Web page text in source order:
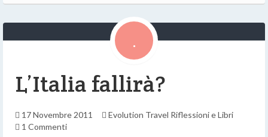
L’Italia fallirà?
17 Novembre 2011 Evolution Travel Riflessioni e Libri
1 Commenti